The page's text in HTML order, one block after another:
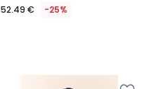
52.49 € -25%